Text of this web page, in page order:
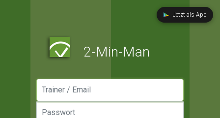
Jetzt als App
2-Min-Man